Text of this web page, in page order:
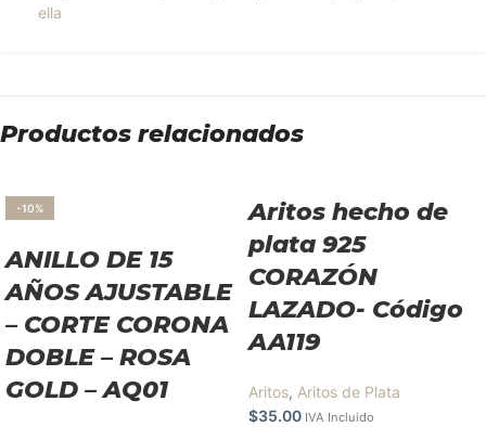
ella
Productos relacionados
-10%
ANILLO DE 15
AÑOS AJUSTABLE
– CORTE CORONA
DOBLE – ROSA
GOLD – AQ01
Aritos hecho de
plata 925
CORAZÓN
LAZADO- Código
AA119
Aritos, Aritos de Plata
$35.00 IVA Incluido